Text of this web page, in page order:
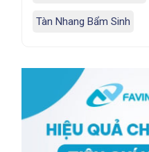
Tàn Nhang Bẩm Sinh